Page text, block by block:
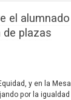
el alumnado
de plazas
y en la Mesa
por la igualdad